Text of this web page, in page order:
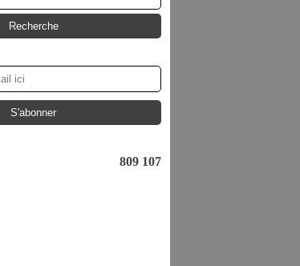
809 107